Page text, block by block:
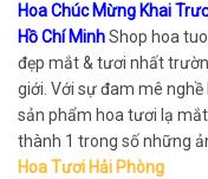
Hoa Chúc Mừng Khai
Hồ Chí MinhShop hoa
đẹp mắt & tươi nhất
giới. Với sự đam mê
sản phẩm hoa tươi lạ
thành 1 trong số những
Hoa Tươi Hải Phòng